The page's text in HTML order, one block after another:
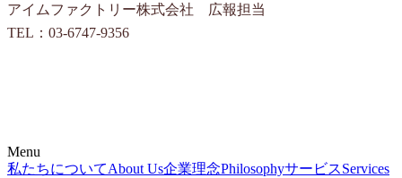
アイムファクトリー株式会社 広報担当
TEL：03-6747-9356
Menu
私たちについてAbout Us企業理念PhilosophyサービスServices